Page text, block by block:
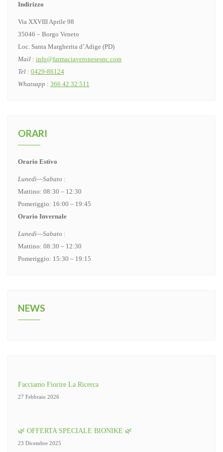
Indirizzo
Via XXVIII Aprile 98
35046 – Borgo Veneto
Loc. Santa Margherita d’Adige (PD)
Mail : info@farmaciaveronesesnc.com
Tel : 0429-86124
Whatsapp : 366 42 32 511
ORARI
Orario Estivo
Lunedì—Sabato :
Mattino: 08:30 – 12:30
Pomeriggio: 16:00 – 19:45
Orario Invernale
Lunedì—Sabato :
Mattino: 08:30 – 12:30
Pomeriggio: 15:30 – 19:15
NEWS
Facciamo Fiorire La Ricerca
27 Febbraio 2026
🌿 OFFERTA SPECIALE BIONIKE 🌿
23 Dicembre 2025